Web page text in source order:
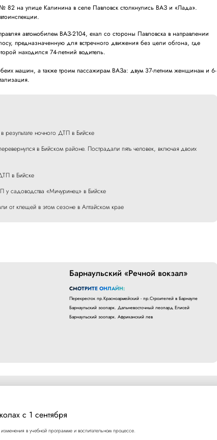
82 на улице Калинина в селе Павловск столкнулись ВАЗ и «Лада».
автомобилем ВАЗ-2104, ехал со стороны Павловска в направлении
предназначенную для встречного движения без цели обгона, где
находился 74-летний водитель.
машин, а также троим пассажирам ВАЗа: двум 37-летним женщинам и 6-
результате ночного ДТП в Бийске
в Бийском районе. Пострадали пять человек, включая двоих
в Бийске
у садоводства «Мичуринец» в Бийске
от клещей в этом сезоне в Алтайском крае
Барнаульский «Речной вокзал»
СМОТРИТЕ ОНЛАЙН:
Перекресток пр.Красноармейский - пр.Строителей в Барнауле
Барнаульский зоопарк. Дальневосточный леопард Елисей
Барнаульский зоопарк. Африканский лев
с 1 сентября
в учебной программе и воспитательном процессе.